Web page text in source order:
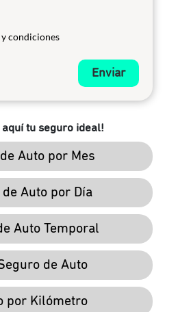
condiciones
Enviar
aquí tu seguro ideal!
Auto por Mes
Auto por Día
Auto Temporal
de Auto
por Kilómetro